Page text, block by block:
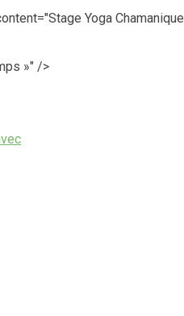
Yoga Chamanique
»" />